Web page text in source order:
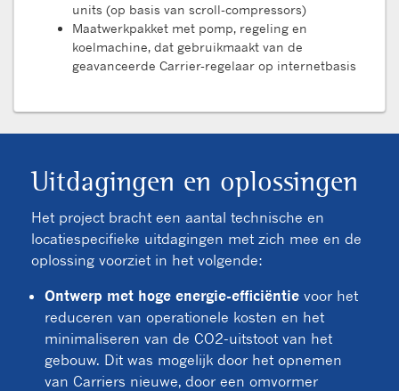
units (op basis van scroll-compressors)
Maatwerkpakket met pomp, regeling en
koelmachine, dat gebruikmaakt van de
geavanceerde Carrier-regelaar op internetbasis
Uitdagingen en oplossingen
Het project bracht een aantal technische en
locatiespecifieke uitdagingen met zich mee en de
oplossing voorziet in het volgende:
Ontwerp met hoge energie-efficiëntie voor het
reduceren van operationele kosten en het
minimaliseren van de CO2-uitstoot van het
gebouw. Dit was mogelijk door het opnemen
van Carriers nieuwe, door een omvormer